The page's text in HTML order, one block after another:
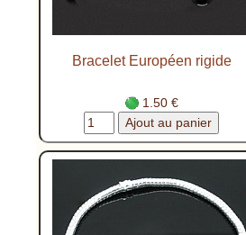
Bracelet Européen rigide
1.50 €